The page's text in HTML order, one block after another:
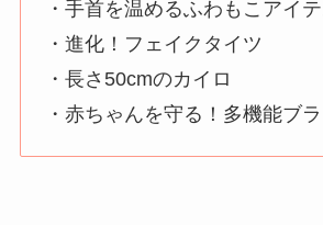
・手首を温めるふわもこアイ
・進化！フェイクタイツ
・長さ50cmのカイロ
・赤ちゃんを守る！多機能ブ